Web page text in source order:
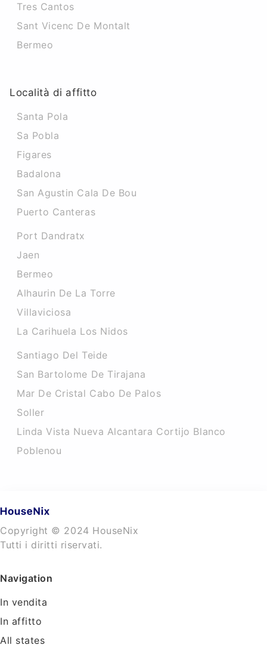
Tres Cantos
Sant Vicenc De Montalt
Bermeo
Località di affitto
Santa Pola
Sa Pobla
Figares
Badalona
San Agustin Cala De Bou
Puerto Canteras
Port Dandratx
Jaen
Bermeo
Alhaurin De La Torre
Villaviciosa
La Carihuela Los Nidos
Santiago Del Teide
San Bartolome De Tirajana
Mar De Cristal Cabo De Palos
Soller
Linda Vista Nueva Alcantara Cortijo Blanco
Poblenou
Copyright © 2024 HouseNix
Tutti i diritti riservati.
Navigation
In vendita
In affitto
All states